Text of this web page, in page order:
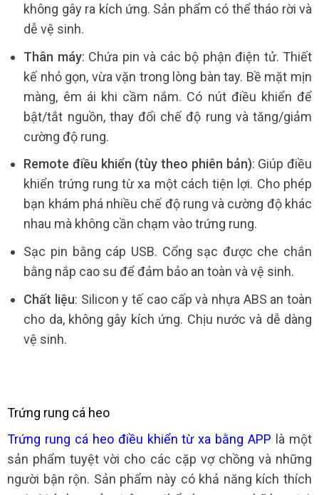
không gây ra kích ứng. Sản phẩm có thể tháo rời và
dễ vệ sinh.
Thân máy: Chứa pin và các bộ phận điện tử. Thiết
kế nhỏ gọn, vừa vặn trong lòng bàn tay. Bề mặt mịn
màng, êm ái khi cầm nắm. Có nút điều khiển để
bật/tắt nguồn, thay đổi chế độ rung và tăng/giảm
cường độ rung.
Remote điều khiển (tùy theo phiên bản): Giúp điều
khiển trứng rung từ xa một cách tiện lợi. Cho phép
bạn khám phá nhiều chế độ rung và cường độ khác
nhau mà không cần chạm vào trứng rung.
Sạc pin bằng cáp USB. Cổng sạc được che chắn
bằng nắp cao su để đảm bảo an toàn và vệ sinh.
Chất liệu: Silicon y tế cao cấp và nhựa ABS an toàn
cho da, không gây kích ứng. Chịu nước và dễ dàng
vệ sinh.
Trứng rung cá heo
Trứng rung cá heo điều khiển từ xa bằng APP là một
sản phẩm tuyệt vời cho các cặp vợ chồng và những
người bận rộn. Sản phẩm này có khả năng kích thích